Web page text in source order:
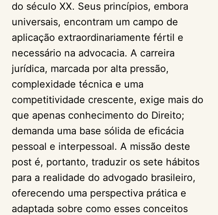
do século XX. Seus princípios, embora
universais, encontram um campo de
aplicação extraordinariamente fértil e
necessário na advocacia. A carreira
jurídica, marcada por alta pressão,
complexidade técnica e uma
competitividade crescente, exige mais do
que apenas conhecimento do Direito;
demanda uma base sólida de eficácia
pessoal e interpessoal. A missão deste
post é, portanto, traduzir os sete hábitos
para a realidade do advogado brasileiro,
oferecendo uma perspectiva prática e
adaptada sobre como esses conceitos